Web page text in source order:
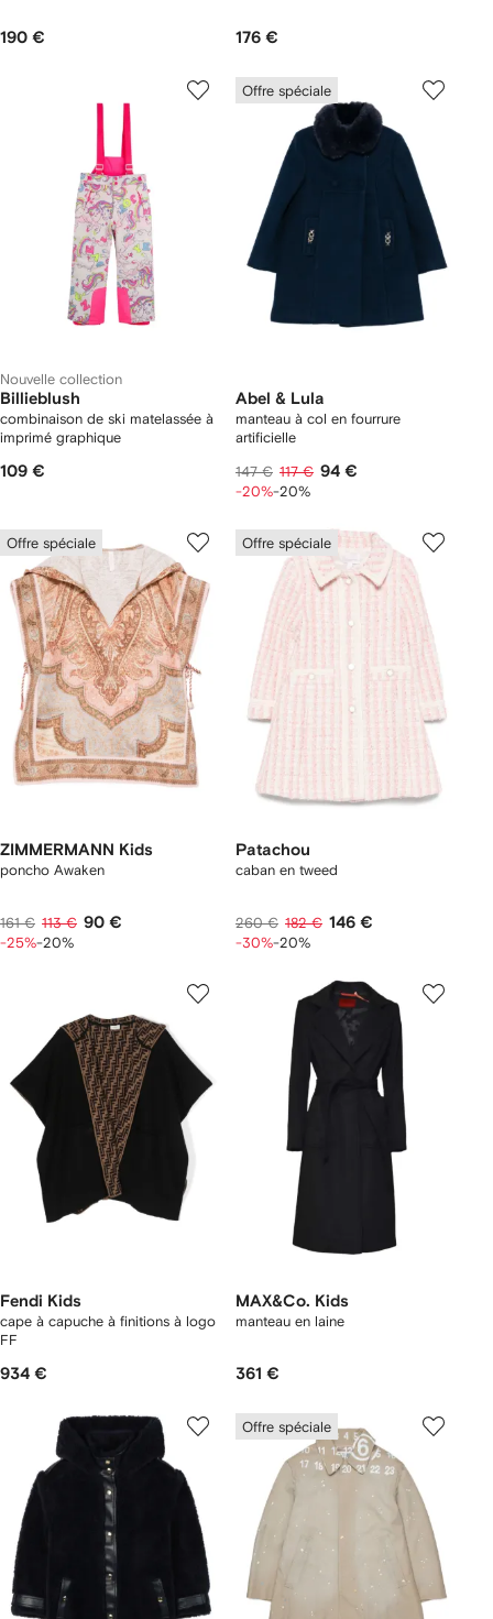
190 € 176 €
Nouvelle collection
Billieblush
combinaison de ski matelassée à
imprimé graphique
109 €
Offre spéciale
Abel & Lula
manteau à col en fourrure
artificielle
147 € 117 € 94 €
-20%-20%
Offre spéciale
ZIMMERMANN Kids
poncho Awaken
161 € 113 € 90 €
-25%-20%
Offre spéciale
Patachou
caban en tweed
260 € 182 € 146 €
-30%-20%
Fendi Kids
cape à capuche à finitions à logo
FF
934 €
MAX&Co. Kids
manteau en laine
361 €
Offre spéciale